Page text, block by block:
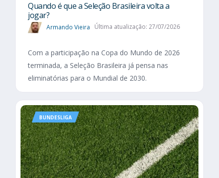
Quando é que a Seleção Brasileira volta a
jogar?
Armando Vieira Última atualização: 27/07/2026
Com a participação na Copa do Mundo de 2026
terminada, a Seleção Brasileira já pensa nas
eliminatórias para o Mundial de 2030.
BUNDESLIGA